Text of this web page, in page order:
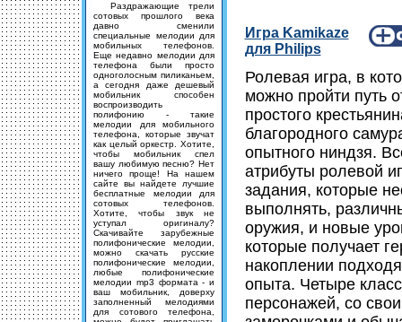
Раздражающие трели
сотовых прошлого века
давно сменили
специальные мелодии для
мобильных телефонов.
Еще недавно мелодии для
телефона были просто
одноголосным пиликаньем,
а сегодня даже дешевый
мобильник способен
воспроизводить
полифонию - такие
мелодии для мобильного
телефона, которые звучат
как целый оркестр. Хотите,
чтобы мобильник спел
вашу любимую песню? Нет
ничего проще! На нашем
сайте вы найдете лучшие
бесплатные мелодии для
сотовых телефонов.
Хотите, чтобы звук не
уступал оригиналу?
Скачивайте зарубежные
полифонические мелодии,
можно скачать русские
полифонические мелодии,
любые полифонические
мелодии mp3 формата - и
ваш мобильник, доверху
заполненный мелодиями
для сотового телефона,
Игра Kamikaze
для Philips
Ролевая игра, в
можно пройти путь
простого
благородного
опытного ниндзя.
атрибуты ролевой
задания, которые
выполнять,
оружия, и новые
которые получает
накоплении
опыта. Четыре
персонажей, со